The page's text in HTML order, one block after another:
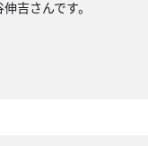
吉さんです。